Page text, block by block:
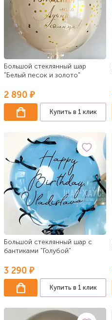
Большой стеклянный шар
"Белый песок и золото"
2 890 ₽
Купить в 1 клик
Большой стеклянный шар с
бантиками "Голубой"
3 290 ₽
Купить в 1 клик